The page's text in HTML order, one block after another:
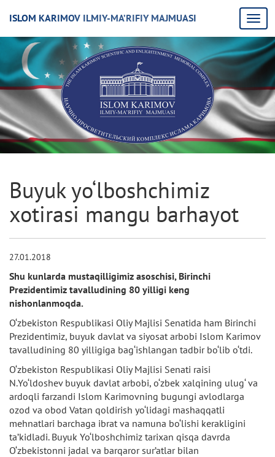
ISLOM KARIMOV ILMIY-MA’RIFIY MAJMUASI
Buyuk yo‘lboshchimiz
xotirasi mangu barhayot
27.01.2018
Shu kunlarda mustaqilligimiz asoschisi, Birinchi
Prezidentimiz tavalludining 80 yilligi keng
nishonlanmoqda.
O‘zbekiston Respublikasi Oliy Majlisi Senatida ham Birinchi
Prezidentimiz, buyuk davlat va siyosat arbobi Islom Karimov
tavalludining 80 yilligiga bag‘ishlangan tadbir bo‘lib o‘tdi.
O‘zbekiston Respublikasi Oliy Majlisi Senati raisi
N.Yo‘ldoshev buyuk davlat arbobi, o‘zbek xalqining ulug‘ va
ardoqli farzandi Islom Karimovning bugungi avlodlarga
ozod va obod Vatan qoldirish yo‘lidagi mashaqqatli
mehnatlari barchaga ibrat va namuna bo‘lishi kerakligini
ta’kidladi. Buyuk Yo‘lboshchimiz tarixan qisqa davrda
O‘zbekistonni jadal va barqaror sur’atlar bilan